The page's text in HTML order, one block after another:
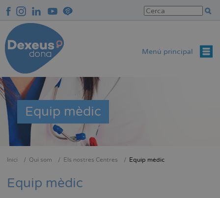
contingut
Menú principal
Equip mèdic
d'Ariadna
Inici Qui som Els nostres Centres Equip mèdic
Equip mèdic